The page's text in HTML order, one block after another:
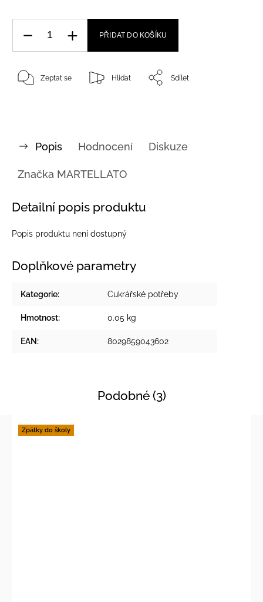
PŘIDAT DO KOŠÍKU
Zeptat se Hlídat Sdílet
Popis Hodnocení Diskuze
Značka MARTELLATO
Detailní popis produktu
Popis produktu není dostupný
Doplňkové parametry
Kategorie: Cukrářské potřeby
Hmotnost: 0.05 kg
EAN: 8029859043602
Podobné (3)
Zpátky do školy